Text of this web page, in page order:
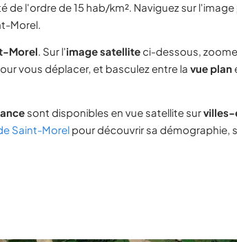
de l'ordre de 15 hab/km². Naviguez sur
Morel.
Morel. Sur l'image satelliteci-dessous,
vous déplacer, et basculez entre la vue plan
sont disponibles en vue satellite sur
Saint-Morel pour découvrir sa démographie,